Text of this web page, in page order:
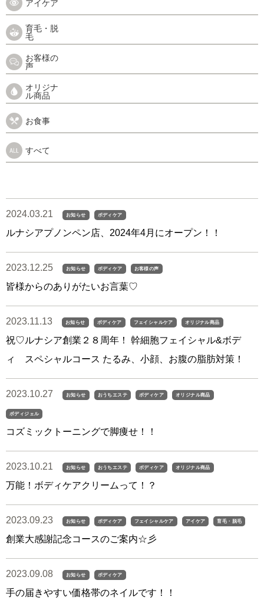
アイケア
育毛・脱
毛
お客様の
声
オリジナ
ル商品
お食事
すべて
2024.03.21 お知らせ ボディケア
ルナシアプノンペン店、2024年4月にオープン！！
2023.12.25 お知らせ ボディケア お客様の声
皆様からのありがたいお言葉♡
2023.11.13 お知らせ ボディケア フェイシャルケア オリジナル商品
祝♡ルナシア創業２８周年！ 幹細胞フェイシャル&ボデ
ィ スペシャルコース たるみ、小顔、お腹の脂肪対策！
2023.10.27 お知らせ おうちエステ ボディケア オリジナル商品
ボディジェル
コズミックトーニングで脚痩せ！！
2023.10.21 お知らせ おうちエステ ボディケア オリジナル商品
万能！ボディケアクリームって！？
2023.09.23 お知らせ ボディケア フェイシャルケア アイケア 育毛・脱毛
創業大感謝記念コースのご案内☆彡
2023.09.08 お知らせ ボディケア
手の届きやすい価格帯のネイルです！！